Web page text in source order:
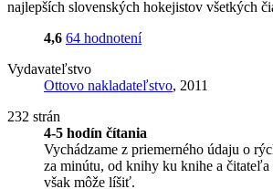
najlepších slovenských hokejistov všetkých
4,6 64 hodnotení
Vydavateľstvo
Ottovo nakladateľstvo, 2011
232 strán
4-5 hodín čítania
Vychádzame z priemerného údaju o
za minútu, od knihy ku knihe a
však môže líšiť.